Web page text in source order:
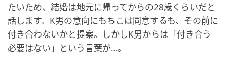
たいため、結婚は地元に帰ってからの28歳くらいだと
話します。K男の意向にもちこは同意するも、その前に
付き合わないかと提案。しかしK男からは「付き合う
必要はない」という言葉が…。